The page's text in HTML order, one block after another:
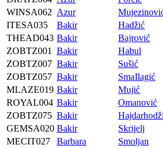
WINSA062 Azur
ITESA035
Bakir Hadžić
THEAD043 Bakir Bajrović
ZOBTZ001
Bakir Habul
ZOBTZ007 Bakir Sušić
ZOBTZ057 Bakir SmaIlagić
MLAZE019 Bakir Mujić
ROYAL004 Bakir Omanović
ZOBTZ075 Bakir
GEMSA020 Bakir Skrijelj
MECIT027
Barbara Smoljan